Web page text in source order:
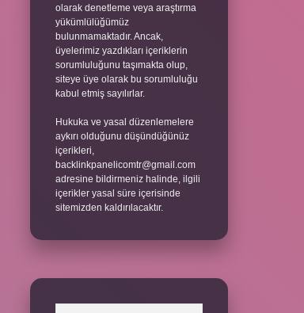
olarak denetleme veya araştırma
yükümlülüğümüz
bulunmamaktadır. Ancak,
üyelerimiz yazdıkları içeriklerin
sorumluluğunu taşımakta olup,
siteye üye olarak bu sorumluluğu
kabul etmiş sayılırlar.
Hukuka ve yasal düzenlemelere
aykırı olduğunu düşündüğünüz
içerikleri,
backlinkpanelicomtr@gmail.com
adresine bildirmeniz halinde, ilgili
içerikler yasal süre içerisinde
sitemizden kaldırılacaktır.